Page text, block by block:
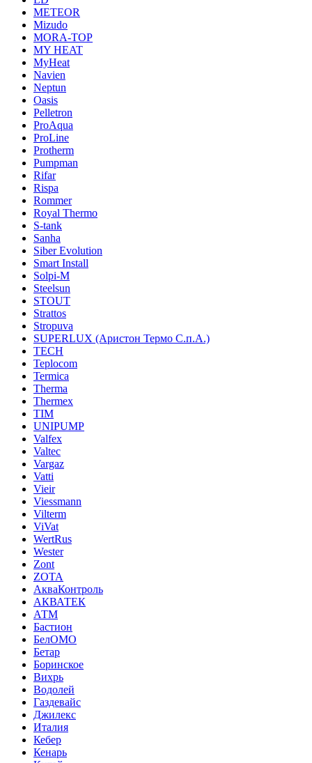
METEOR
Mizudo
MORA-TOP
MY HEAT
MyHeat
Navien
Neptun
Oasis
Pelletron
ProAqua
ProLine
Protherm
Pumpman
Rifar
Rispa
Rommer
Royal Thermo
S-tank
Sanha
Siber Evolution
Smart Install
Solpi-M
Steelsun
STOUT
Strattos
Stropuva
SUPERLUX (Аристон Термо С.п.А.)
TECH
Teplocom
Termica
Therma
Thermex
TIM
UNIPUMP
Valfex
Valtec
Vargaz
Vatti
Vieir
Viessmann
Vilterm
ViVat
WertRus
Wester
Zont
ZOTA
АкваКонтроль
АКВАТЕК
АТМ
Бастион
БелОМО
Бетар
Боринское
Вихрь
Водолей
Газдевайс
Джилекс
Италия
Кебер
Кенарь